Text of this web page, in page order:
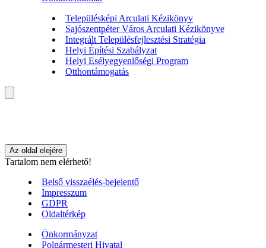
Településképi Arculati Kézikönyv
Sajószentpéter Város Arculati Kézikönyve
Integrált Településfejlesztési Stratégia
Helyi Építési Szabályzat
Helyi Esélyegyenlőségi Program
Otthontámogatás
Az oldal elejére
Tartalom nem elérhető!
Belső visszaélés-bejelentő
Impresszum
GDPR
Oldaltérkép
Önkormányzat
Polgármesteri Hivatal